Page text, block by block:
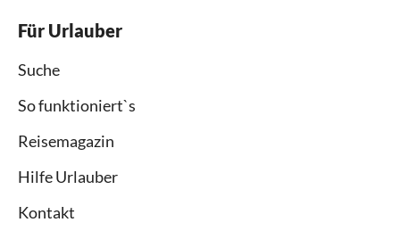
Für Urlauber
Suche
So funktioniert`s
Reisemagazin
Hilfe Urlauber
Kontakt